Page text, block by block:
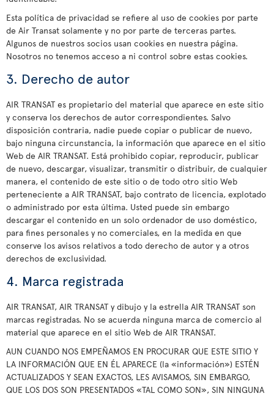
Esta política de privacidad se refiere al uso de cookies por parte
de Air Transat solamente y no por parte de terceras partes.
Algunos de nuestros socios usan cookies en nuestra página.
Nosotros no tenemos acceso a ni control sobre estas cookies.
3. Derecho de autor
AIR TRANSAT es propietario del material que aparece en este sitio
y conserva los derechos de autor correspondientes. Salvo
disposición contraria, nadie puede copiar o publicar de nuevo,
bajo ninguna circunstancia, la información que aparece en el sitio
Web de AIR TRANSAT. Está prohibido copiar, reproducir, publicar
de nuevo, descargar, visualizar, transmitir o distribuir, de cualquier
manera, el contenido de este sitio o de todo otro sitio Web
perteneciente a AIR TRANSAT, bajo contrato de licencia, explotado
o administrado por esta última. Usted puede sin embargo
descargar el contenido en un solo ordenador de uso doméstico,
para fines personales y no comerciales, en la medida en que
conserve los avisos relativos a todo derecho de autor y a otros
derechos de exclusividad.
4. Marca registrada
AIR TRANSAT, AIR TRANSAT y dibujo y la estrella AIR TRANSAT son
marcas registradas. No se acuerda ninguna marca de comercio al
material que aparece en el sitio Web de AIR TRANSAT.
AUN CUANDO NOS EMPEÑAMOS EN PROCURAR QUE ESTE SITIO Y
LA INFORMACIÓN QUE EN ÉL APARECE (la «información») ESTÉN
ACTUALIZADOS Y SEAN EXACTOS, LES AVISAMOS, SIN EMBARGO,
QUE LOS DOS SON PRESENTADOS «TAL COMO SON», SIN NINGUNA